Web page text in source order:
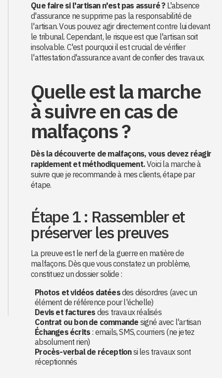
Que faire si l'artisan n'est pas assuré ?L'absence
d'assurance ne supprime pas la responsabilité de
l'artisan. Vous pouvez agir directement contre lui devant
le tribunal. Cependant, le risque est que l'artisan soit
insolvable. C'est pourquoi il est crucial de vérifier
l'attestation d'assurance avant de confier des travaux.
Quelle est la marche
à suivre en cas de
malfaçons ?
Dès la découverte de malfaçons, vous devez réagir
rapidement et méthodiquement.Voici la marche à
suivre que je recommande à mes clients, étape par
étape.
Étape 1 : Rassembler et
préserver les preuves
La preuve est le nerf de la guerre en matière de
malfaçons. Dès que vous constatez un problème,
constituez un dossier solide :
Photos et vidéos datéesdes désordres (avec un
élément de référence pour l'échelle)
Devis et factures des travaux réalisés
Contrat ou bon de commande signé avec l'artisan
Échanges écrits : emails, SMS, courriers (ne jetez
absolument rien)
Procès-verbal de réceptionsi les travaux sont
réceptionnés